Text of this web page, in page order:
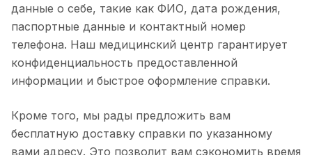
данные о себе, такие как ФИО, дата рождения,
паспортные данные и контактный номер
телефона. Наш медицинский центр гарантирует
конфиденциальность предоставленной
информации и быстрое оформление справки.
Кроме того, мы рады предложить вам
бесплатную доставку справки по указанному
вами адресу. Это позволит вам сэкономить время